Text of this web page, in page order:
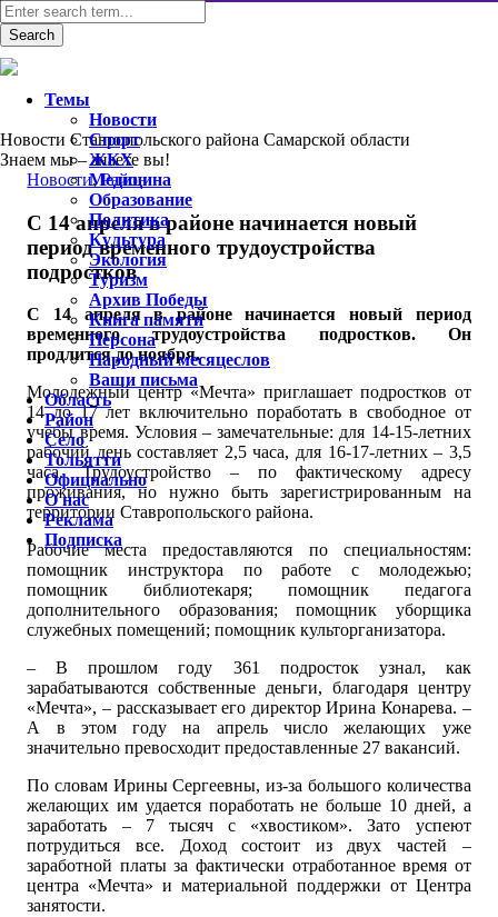
Новости Ставропольского района Самарской области
Знаем мы – знаете вы!
Новости,Район
С 14 апреля в районе начинается новый
период временного трудоустройства
подростков
С 14 апреля в районе начинается новый период
временного трудоустройства подростков. Он
продлится до ноября.
Молодежный центр «Мечта» приглашает подростков от
14 до 17 лет включительно поработать в свободное от
учебы время. Условия – замечательные: для 14-15-летних
рабочий день составляет 2,5 часа, для 16-17-летних – 3,5
часа. Трудоустройство – по фактическому адресу
проживания, но нужно быть зарегистрированным на
территории Ставропольского района.
Рабочие места предоставляются по специальностям:
помощник инструктора по работе с молодежью;
помощник библиотекаря; помощник педагога
дополнительного образования; помощник уборщика
служебных помещений; помощник культорганизатора.
– В прошлом году 361 подросток узнал, как
зарабатываются собственные деньги, благодаря центру
«Мечта», – рассказывает его директор Ирина Конарева. –
А в этом году на апрель число желающих уже
значительно превосходит предоставленные 27 вакансий.
По словам Ирины Сергеевны, из-за большого количества
желающих им удается поработать не больше 10 дней, а
заработать – 7 тысяч с «хвостиком». Зато успеют
потрудиться все. Доход состоит из двух частей –
заработной платы за фактически отработанное время от
центра «Мечта» и материальной поддержки от Центра
занятости.
Темы
Новости
Спорт
ЖКХ
Медицина
Образование
Политика
Культура
Экология
Туризм
Архив Победы
Книга памяти
Персона
Народный месяцеслов
Ваши письма
Область
Район
Село
Тольятти
Официально
О нас
Реклама
Подписка